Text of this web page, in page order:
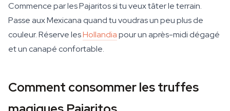
Commence par les Pajaritos si tu veux tâter le terrain.
Passe aux Mexicana quand tu voudras un peu plus de
couleur. Réserve lesHollandiapour un après-midi dégagé
et un canapé confortable.
Comment consommer les truffes